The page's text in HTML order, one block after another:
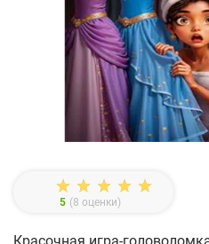
5 (8 оценки)